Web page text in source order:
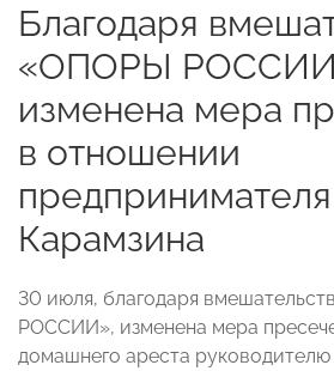
Благодаря
«ОПОРЫ
изменена мера
в отношении
Карамзина
30 июля, благодаря
РОССИИ», изменена мера
домашнего ареста